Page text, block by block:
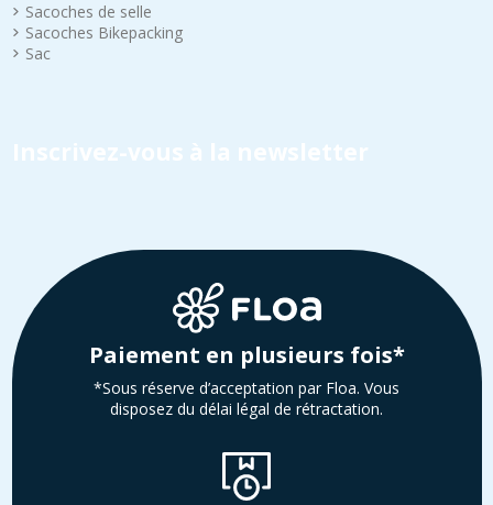
Sacoches de selle
Sacoches Bikepacking
Sac
Inscrivez-vous à la newsletter
Paiement en plusieurs fois*
*Sous réserve d’acceptation par Floa. Vous
disposez du délai légal de rétractation.